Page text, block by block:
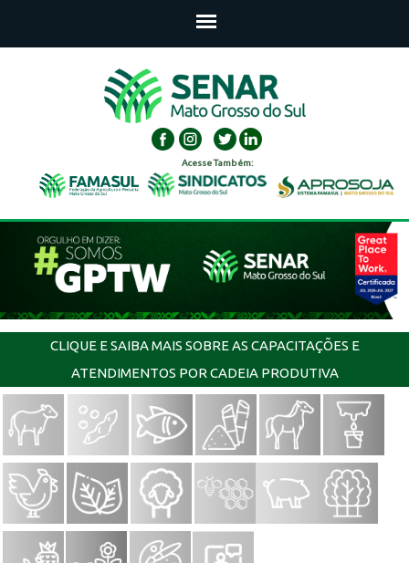
Acesse Também:
CLIQUE E SAIBA MAIS SOBRE AS CAPACITAÇÕES E
ATENDIMENTOS POR CADEIA PRODUTIVA